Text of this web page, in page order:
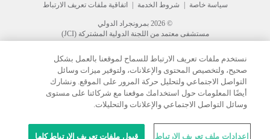
سياسة خاصة | شروط الخدمة | اتفاقية ملفات تعريف الارتباط
© 2026 بمرونجراد الدولي
مستشفى معتمد من اللجنة الدولية المشتركة (JCI)
33 Sukhumvit 3, Wattana, Bangkok 10110 Thailand.
All rights reserved.
نستخدم ملفات تعريف الارتباط للسماح لموقعنا بالعمل بشكل
صحيح، ولتخصيص المحتوى والإعلانات، ولتوفير ميزات وسائل
التواصل الاجتماعي ولتحليل حركة المرور على الموقع. ونشارك
أيضًا المعلومات حول استخدامك موقعنا مع شركائنا على مستوى
وسائل التواصل الاجتماعي والإعلانات والتحليلات.
إعدادات ملف تعريف الارتباط قبول ملفات تعريف الارتباط كلها